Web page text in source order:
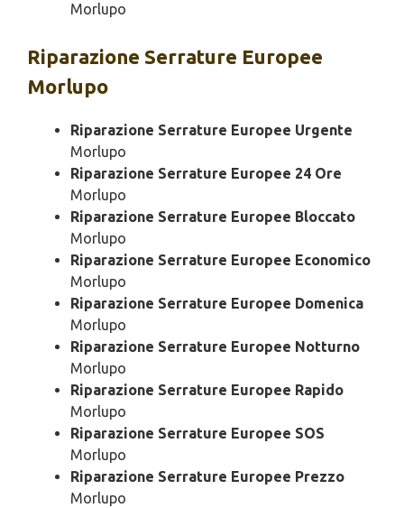
Morlupo
Riparazione Serrature Europee
Morlupo
Riparazione Serrature Europee Urgente
Morlupo
Riparazione Serrature Europee 24 Ore
Morlupo
Riparazione Serrature Europee Bloccato
Morlupo
Riparazione Serrature Europee Economico
Morlupo
Riparazione Serrature Europee Domenica
Morlupo
Riparazione Serrature Europee Notturno
Morlupo
Riparazione Serrature Europee Rapido
Morlupo
Riparazione Serrature Europee SOS
Morlupo
Riparazione Serrature Europee Prezzo
Morlupo